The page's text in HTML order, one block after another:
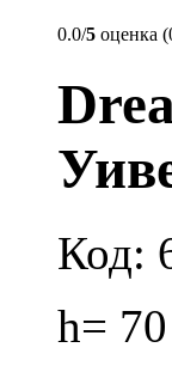
0.0/5 оценка
Код:
h=